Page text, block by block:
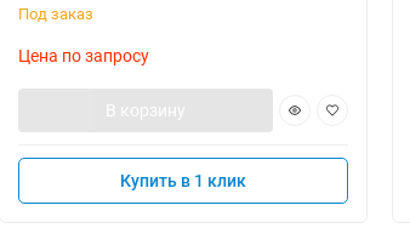
Под заказ
Цена по запросу
В корзину
Купить в 1 клик